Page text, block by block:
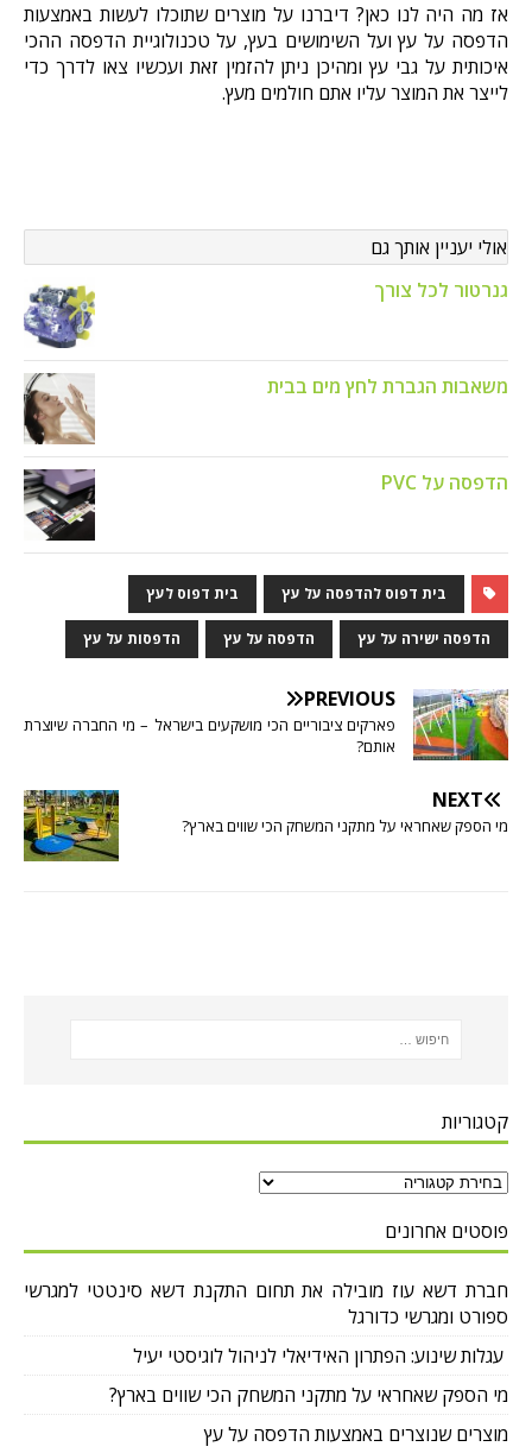
אז מה היה לנו כאן? דיברנו על מוצרים שתוכלו לעשות באמצעות
הדפסה על עץ ועל השימושים בעץ, על טכנולוגיית הדפסה ההכי
איכותית על גבי עץ ומהיכן ניתן להזמין זאת ועכשיו צאו לדרך כדי
לייצר את המוצר עליו אתם חולמים מעץ.
אולי יעניין אותך גם
גנרטור לכל צורך
משאבות הגברת לחץ מים בבית
הדפסה על PVC
בית דפוס להדפסה על עץ בית דפוס לעץ
הדפסה ישירה על עץ הדפסה על עץ הדפסות על עץ
PREVIOUS
פארקים ציבוריים הכי מושקעים בישראל – מי החברה שיוצרת
אותם?
NEXT
מי הספק שאחראי על מתקני המשחק הכי שווים בארץ?
קטגוריות
פוסטים אחרונים
חברת דשא עוז מובילה את תחום התקנת דשא סינטטי למגרשי
ספורט ומגרשי כדורגל
עגלות שינוע: הפתרון האידיאלי לניהול לוגיסטי יעיל
מי הספק שאחראי על מתקני המשחק הכי שווים בארץ?
מוצרים שנוצרים באמצעות הדפסה על עץ